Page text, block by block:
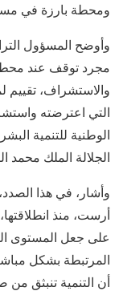
ومحطة بارزة في
وأوضح المسؤول
مجرد توقف عند محطة
والاستشراف، تقييم
التي اعترضته
الوطنية للتنمية
الجلالة الملك محمد
وأشار، في هذا
أرست، منذ
على جعل المستوى
المرتبطة بشكل مباشر
أن التنمية تنبثق